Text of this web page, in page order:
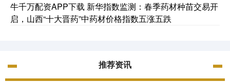
牛千万配资APP下载 新华指数监测：春季药材种苗交易开
启，山西“十大晋药”中药材价格指数五涨五跌
推荐资讯